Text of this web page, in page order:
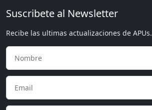
Suscribete al Newsletter
Recibe las ultimas actualizaciones de APUs.